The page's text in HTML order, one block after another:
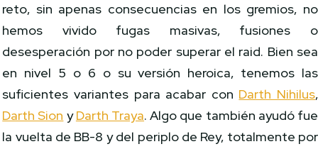
reto, sin apenas consecuencias en los gremios, no
hemos vivido fugas masivas, fusiones o
desesperación por no poder superar el raid. Bien sea
en nivel 5 o 6 o su versión heroica, tenemos las
suficientes variantes para acabar con Darth Nihilus,
Darth Sion yDarth Traya. Algo que también ayudó fue
la vuelta de BB-8 y del periplo de Rey, totalmente por